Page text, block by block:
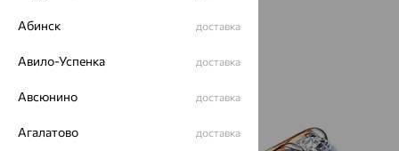
Абинск доставка
Авило-Успенка доставка
Авсюнино доставка
Агалатово доставка